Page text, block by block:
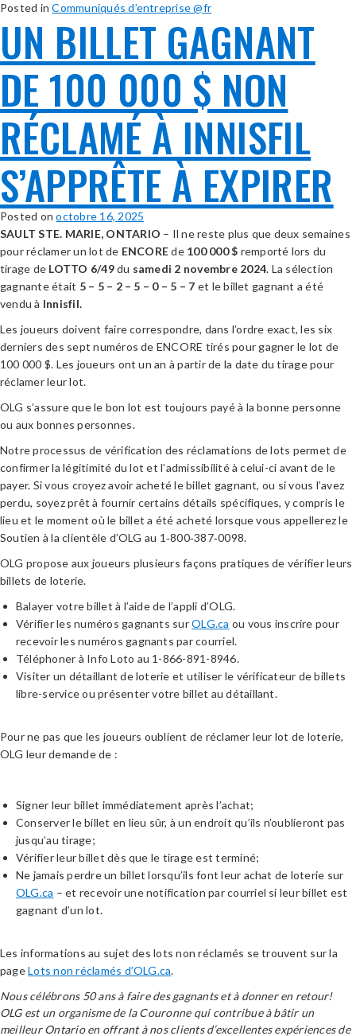
Posted inCommuniqués d’entreprise @fr
UN BILLET GAGNANT
DE 100 000 $ NON
RÉCLAMÉ À INNISFIL
S’APPRÊTE À EXPIRER
Posted onoctobre 16, 2025
SAULT STE. MARIE, ONTARIO – Il ne reste plus que deux semaines
pour réclamer un lot de ENCOREde 100 000$ remporté lors du
tirage de LOTTO 6/49du samedi 2 novembre 2024. La sélection
gagnante était 5 – 5 – 2 – 5 – 0 – 5 – 7 et le billet gagnant a été
vendu à Innisfil.
Les joueurs doivent faire correspondre, dans l’ordre exact, les six
derniers des sept numéros de ENCORE tirés pour gagner le lot de
100 000 $. Les joueurs ont un an à partir de la date du tirage pour
réclamer leur lot.
OLG s’assure que le bon lot est toujours payé à la bonne personne
ou aux bonnes personnes.
Notre processus de vérification des réclamations de lots permet de
confirmer la légitimité du lot et l’admissibilité à celui-ci avant de le
payer. Si vous croyez avoir acheté le billet gagnant, ou si vous l’avez
perdu, soyez prêt à fournir certains détails spécifiques, y compris le
lieu et le moment où le billet a été acheté lorsque vous appellerez le
Soutien à la clientèle d’OLG au 1‑800‑387‑0098.
OLG propose aux joueurs plusieurs façons pratiques de vérifier leurs
billets de loterie.
Balayer votre billet à l’aide de l’appli d’OLG.
Vérifier les numéros gagnants surOLG.ca ou vous inscrire pour
recevoir les numéros gagnants par courriel.
Téléphoner à Info Loto au 1-866-891-8946.
Visiter un détaillant de loterie et utiliser le vérificateur de billets
libre-service ou présenter votre billet au détaillant.
Pour ne pas que les joueurs oublient de réclamer leur lot de loterie,
OLG leur demande de :
Signer leur billet immédiatement après l’achat;
Conserver le billet en lieu sûr, à un endroit qu’ils n’oublieront pas
jusqu’au tirage;
Vérifier leur billet dès que le tirage est terminé;
Ne jamais perdre un billet lorsqu’ils font leur achat de loterie sur
OLG.ca – et recevoir une notification par courriel si leur billet est
gagnant d’un lot.
Les informations au sujet des lots non réclamés se trouvent sur la
pageLots non réclamés d’OLG.ca.
Nous célébrons 50 ans à faire des gagnants et à donner en retour!
OLG est un organisme de la Couronne qui contribue à bâtir un
meilleur Ontario en offrant à nos clients d’excellentes expériences de